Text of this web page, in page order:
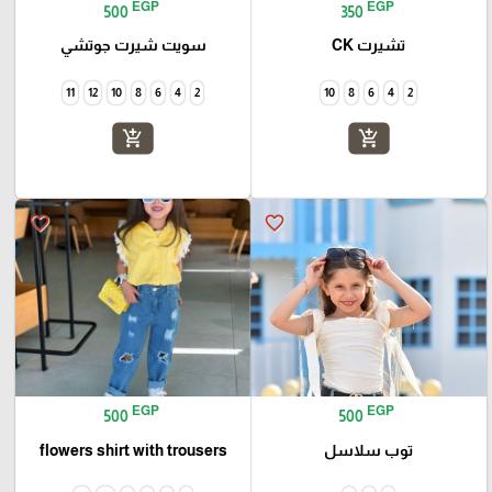
350 EGP
تشيرت CK
2
4
6
8
10
add_shopping_cart
500 EGP
سويت شيرت جوتشي
2
4
6
8
10
12
11
add_shopping_cart
favorite_border
500 EGP
توب سلاسل
favorite_border
500 EGP
flowers shirt with trousers